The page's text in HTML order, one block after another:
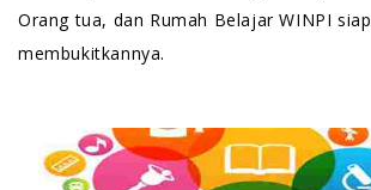
Orang tua, dan Rumah Belajar WINPI siap
membukitkannya.